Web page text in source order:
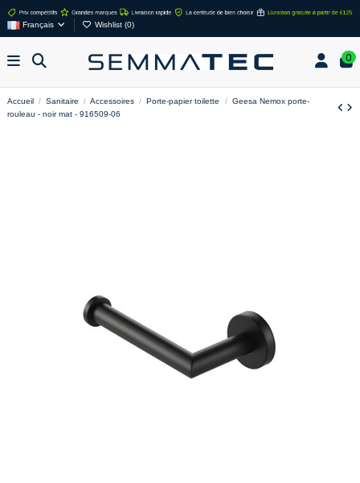
Français Wishlist (0)
0
Accueil Sanitaire Accessoires Porte-papier toilette
Geesa Nemox porte-
rouleau - noir mat - 916509-06